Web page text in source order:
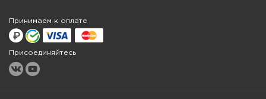
Принимаем к оплате
Присоединяйтесь